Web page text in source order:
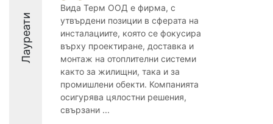
Лауреати
Вида Терм ООД е фирма, с
утвърдени позиции в сферата на
инсталациите, която се фокусира
върху проектиране, доставка и
монтаж на отоплителни системи
както за жилищни, така и за
промишлени обекти. Компанията
осигурява цялостни решения,
свързани ...